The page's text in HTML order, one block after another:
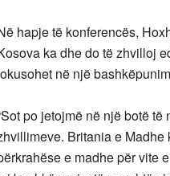
hapje të konferencës,
ka dhe do të zhvilloj
në një
po jetojmë në një botë
Britania e
e madhe për vite